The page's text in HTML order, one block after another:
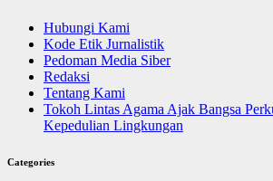
Hubungi Kami
Kode Etik Jurnalistik
Pedoman Media Siber
Redaksi
Tentang Kami
Tokoh Lintas Agama Ajak Bangsa
Kepedulian Lingkungan
Categories